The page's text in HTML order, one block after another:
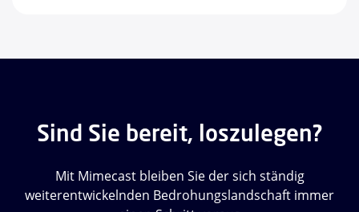
Sind Sie bereit, loszulegen?
Mit Mimecast bleiben Sie der sich ständig
weiterentwickelnden Bedrohungslandschaft immer